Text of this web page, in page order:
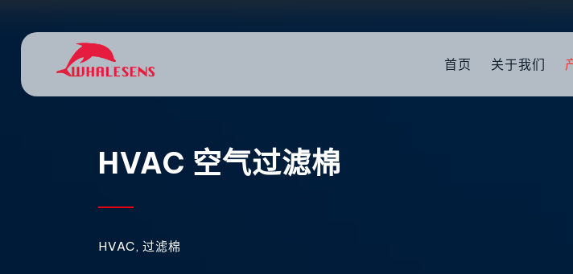
首页 关于我们
HVAC 空气过滤棉
HVAC, 过滤棉